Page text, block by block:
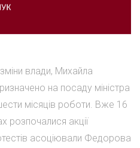
влади, Михайла
на посаду міністра
місяців роботи. Вже 16
розпочалися акції
асоціювали Федорова